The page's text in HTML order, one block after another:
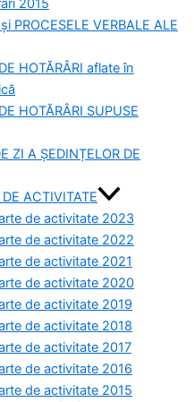
PROCESELE VERBALE ALE
HOTĂRÂRI aflate în
HOTĂRÂRI SUPUSE
ZI A ȘEDINȚELOR DE
ACTIVITATE
de activitate 2023
de activitate 2022
de activitate 2021
de activitate 2020
de activitate 2019
de activitate 2018
de activitate 2017
de activitate 2016
de activitate 2015